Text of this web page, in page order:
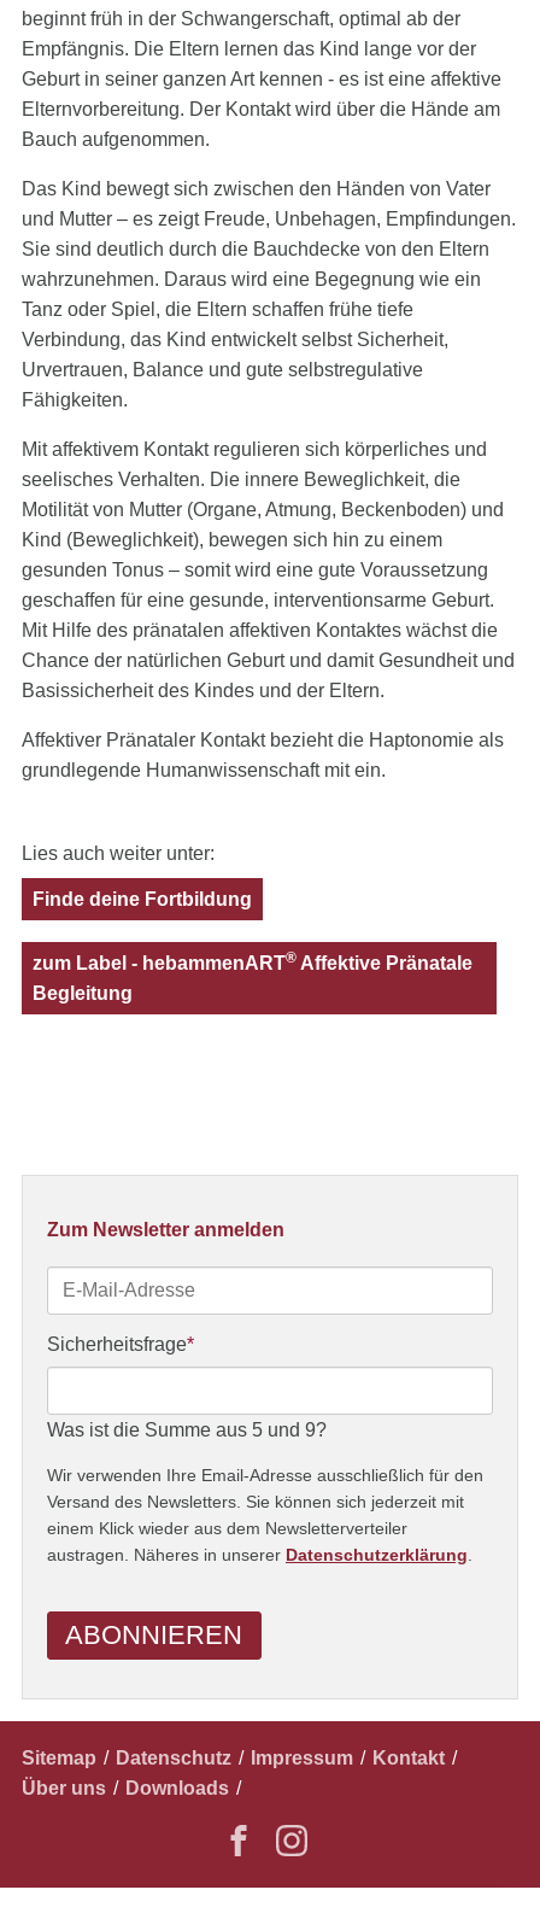
beginnt früh in der Schwangerschaft, optimal ab der
Empfängnis. Die Eltern lernen das Kind lange vor der
Geburt in seiner ganzen Art kennen - es ist eine affektive
Elternvorbereitung. Der Kontakt wird über die Hände am
Bauch aufgenommen.
Das Kind bewegt sich zwischen den Händen von Vater
und Mutter – es zeigt Freude, Unbehagen, Empfindungen.
Sie sind deutlich durch die Bauchdecke von den Eltern
wahrzunehmen. Daraus wird eine Begegnung wie ein
Tanz oder Spiel, die Eltern schaffen frühe tiefe
Verbindung, das Kind entwickelt selbst Sicherheit,
Urvertrauen, Balance und gute selbstregulative
Fähigkeiten.
Mit affektivem Kontakt regulieren sich körperliches und
seelisches Verhalten. Die innere Beweglichkeit, die
Motilität von Mutter (Organe, Atmung, Beckenboden) und
Kind (Beweglichkeit), bewegen sich hin zu einem
gesunden Tonus – somit wird eine gute Voraussetzung
geschaffen für eine gesunde, interventionsarme Geburt.
Mit Hilfe des pränatalen affektiven Kontaktes wächst die
Chance der natürlichen Geburt und damit Gesundheit und
Basissicherheit des Kindes und der Eltern.
Affektiver Pränataler Kontakt bezieht die Haptonomie als
grundlegende Humanwissenschaft mit ein.
Lies auch weiter unter:
Finde deine Fortbildung
zum Label - hebammenART® Affektive Pränatale
Begleitung
Zum Newsletter anmelden
E-
Mail-
Adresse
Pflichtfeld
Sicherheitsfrage*
Was ist die Summe aus 5 und 9?
Wir verwenden Ihre Email-Adresse ausschließlich für den
Versand des Newsletters. Sie können sich jederzeit mit
einem Klick wieder aus dem Newsletterverteiler
austragen. Näheres in unserer Datenschutzerklärung
ABONNIEREN
Navigation
überspringen
Sitemap Datenschutz Impressum
Kontakt
Über uns
Downloads